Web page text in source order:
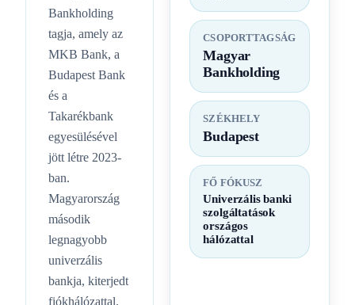
Bankholding
tagja, amely az
MKB Bank, a
Budapest Bank
és a
Takarékbank
egyesülésével
jött létre 2023-
ban.
Magyarország
második
legnagyobb
univerzális
bankja, kiterjedt
fiókhálózattal.
CSOPORTTAGSÁG
Magyar
Bankholding
SZÉKHELY
Budapest
FŐ FÓKUSZ
Univerzális banki
szolgáltatások
országos
hálózattal